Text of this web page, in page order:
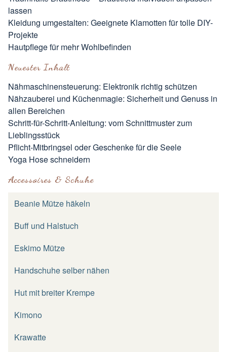
lassen
Kleidung umgestalten: Geeignete Klamotten für tolle DIY-
Projekte
Hautpflege für mehr Wohlbefinden
Neuester Inhalt
Nähmaschinensteuerung: Elektronik richtig schützen
Nähzauberei und Küchenmagie: Sicherheit und Genuss in
allen Bereichen
Schritt-für-Schritt-Anleitung: vom Schnittmuster zum
Lieblingsstück
Pflicht-Mitbringsel oder Geschenke für die Seele
Yoga Hose schneidern
Accessoires & Schuhe
Beanie Mütze häkeln
Buff und Halstuch
Eskimo Mütze
Handschuhe selber nähen
Hut mit breiter Krempe
Kimono
Krawatte